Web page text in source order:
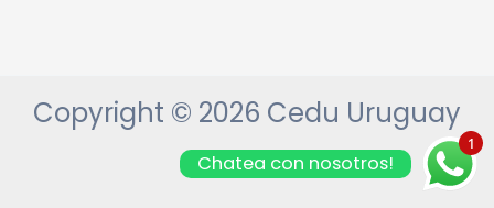
Copyright © 2026 Cedu Uruguay
1
Chatea con nosotros!